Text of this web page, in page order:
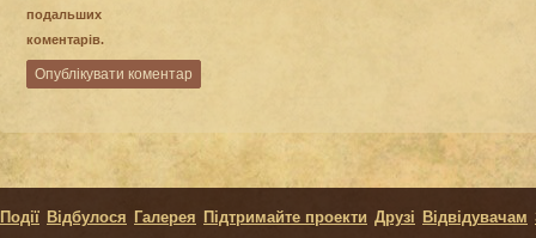
подальших
коментарів.
Події Відбулося Галерея Підтримайте проекти Друзі Відвідувачам